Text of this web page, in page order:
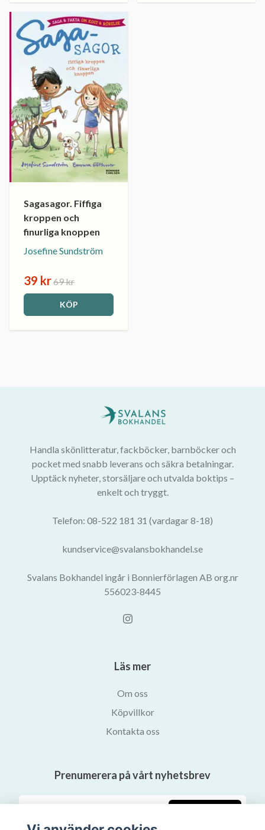
Sagasagor. Fiffiga
kroppen och
finurliga knoppen
Josefine Sundström
39 kr69 kr
KÖP
Handla skönlitteratur, fackböcker, barnböcker och
pocket med snabb leverans och säkra betalningar.
Upptäck nyheter, storsäljare och utvalda boktips –
enkelt och tryggt.
Telefon: 08-522 181 31 (vardagar 8-18)
kundservice@svalansbokhandel.se
Svalans Bokhandel ingår i Bonnierförlagen AB org.nr
556023-8445
Läs mer
Om oss
Köpvillkor
Kontakta oss
Prenumerera på vårt nyhetsbrev